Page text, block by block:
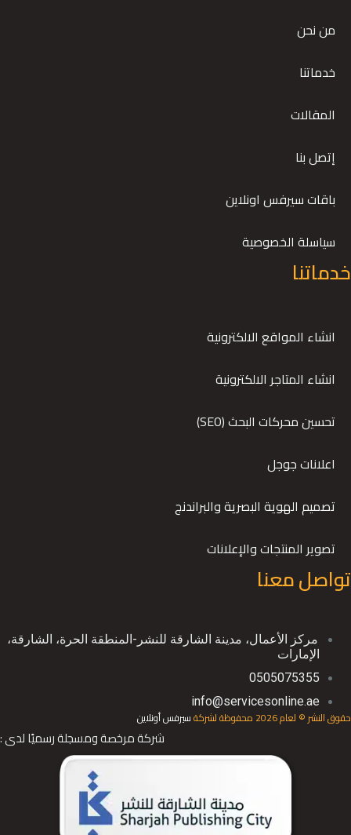
من نحن
خدماتنا
المقالات
إتصل بنا
باقات سيرفس اونلاين
سياسلة الخصوصية
خدماتنا
انشاء المواقع الالكترونية
انشاء المتاجر الالكترونية
تحسين محركات البحث (SEO)
اعلانات جوجل
تصميم الهوية البصرية والبراندنج
تصوير المنتجات والإعلانات
تواصل معنا
ﻣﺮﻛﺰ اﻷﻋﻤﺎل، ﻣﺪﻳﻨﺔ اﻟﺸﺎرﻗﺔ ﻟﻠﻨﺸﺮ-اﻟﻤﻨﻄﻘﺔ اﻟﺤﺮة، اﻟﺸﺎرﻗﺔ،
اﻹﻣﺎرات
0505075355
info@servicesonline.ae
حقوق النشر © لعام 2026 محفوظة لشركة سيرفس أونلاين
شركة مرخصة ومسجلة رسميًا لدى :